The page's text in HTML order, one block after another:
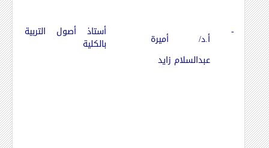
-
أ.د/ أميرة
عبدالسلام زايد
أستاذ أصول التربية
بالكلية